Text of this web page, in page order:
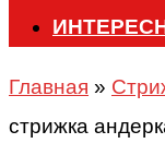
Главная »
стрижка